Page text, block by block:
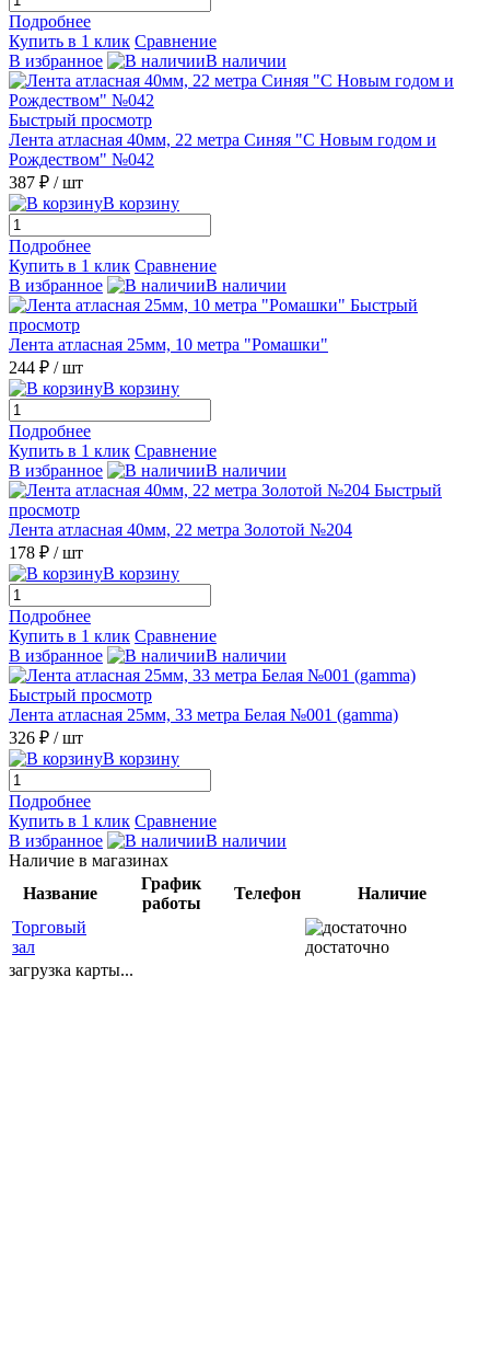
Подробнее
Купить в 1 клик Сравнение
В избранное
В наличии
Быстрый просмотр
Лента атласная 40мм, 22 метра Синяя "С Новым годом и
Рождеством" №042
387 ₽ / шт
В корзину
Подробнее
Купить в 1 клик Сравнение
В избранное
В наличии
Быстрый
просмотр
Лента атласная 25мм, 10 метра "Ромашки"
244 ₽ / шт
В корзину
Подробнее
Купить в 1 клик Сравнение
В избранное
В наличии
Быстрый
просмотр
Лента атласная 40мм, 22 метра Золотой №204
178 ₽ / шт
В корзину
Подробнее
Купить в 1 клик Сравнение
В избранное
В наличии
Быстрый просмотр
Лента атласная 25мм, 33 метра Белая №001 (gamma)
326 ₽ / шт
В корзину
Подробнее
Купить в 1 клик Сравнение
В избранное
В наличии
Наличие в магазинах
Название
График
работы
Телефон
Наличие
Торговый
зал
достаточно
загрузка карты...